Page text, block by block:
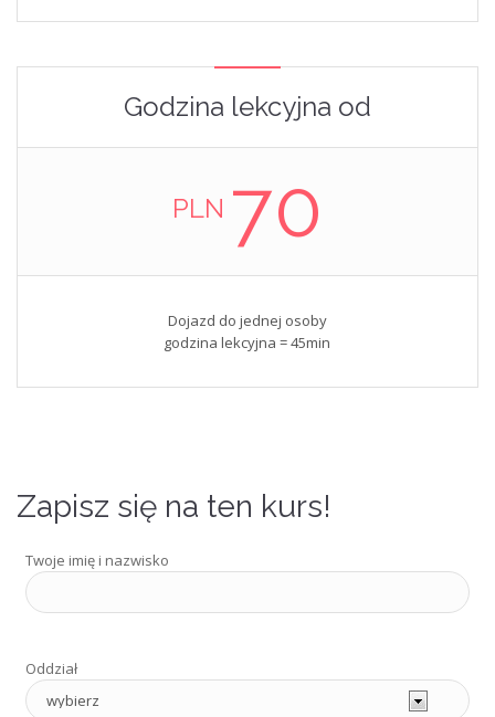
Godzina lekcyjna od
PLN 70
Dojazd do jednej osoby
godzina lekcyjna = 45min
Zapisz się na ten kurs!
Twoje imię i nazwisko
Oddział